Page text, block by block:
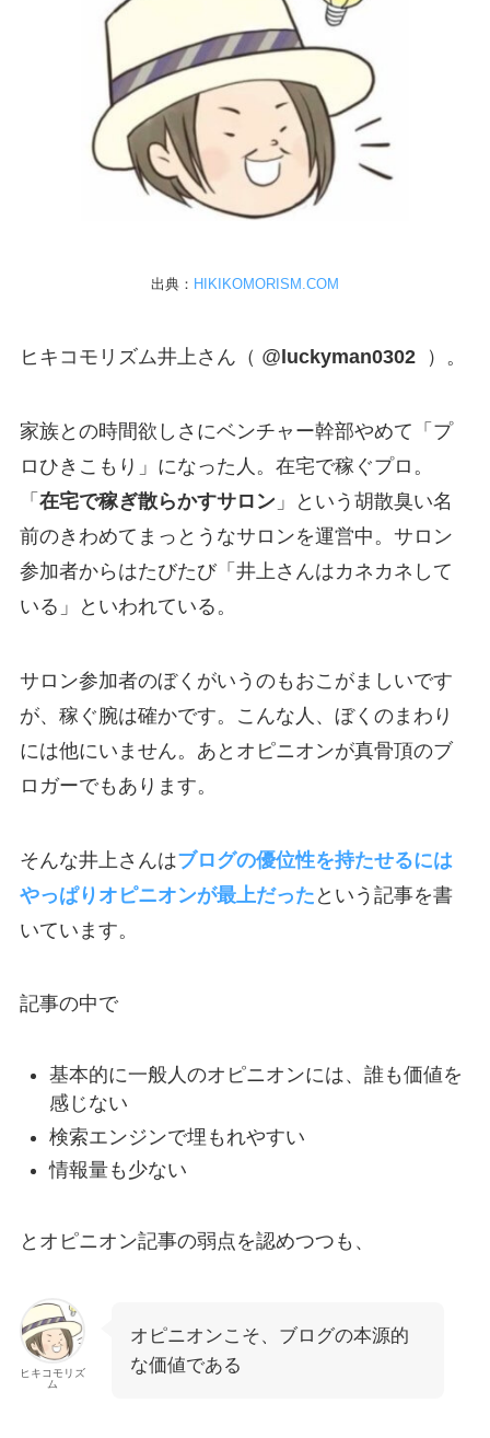
出典： HIKIKOMORISM.COM
ヒキコモリズム井上さん（ @ luckyman0302 ）。
家族との時間欲しさにベンチャー幹部やめて「プ
ロひきこもり」になった人。在宅で稼ぐプロ。
「 在宅で稼ぎ散らかすサロン」という胡散臭い名
前のきわめてまっとうなサロンを運営中。サロン
参加者からはたびたび「井上さんはカネカネして
いる」といわれている。
サロン参加者のぼくがいうのもおこがましいです
が、稼ぐ腕は確かです。こんな人、ぼくのまわり
には他にいません。あとオピニオンが真骨頂のブ
ロガーでもあります。
そんな井上さんはブログの優位性を持たせるには
やっぱりオピニオンが最上だった という記事を書
いています。
記事の中で
基本的に一般人のオピニオンには、誰も価値を
感じない
検索エンジンで埋もれやすい
情報量も少ない
とオピニオン記事の弱点を認めつつも、
ヒキコモリズ
ム
オピニオンこそ、ブログの本源的
な価値である